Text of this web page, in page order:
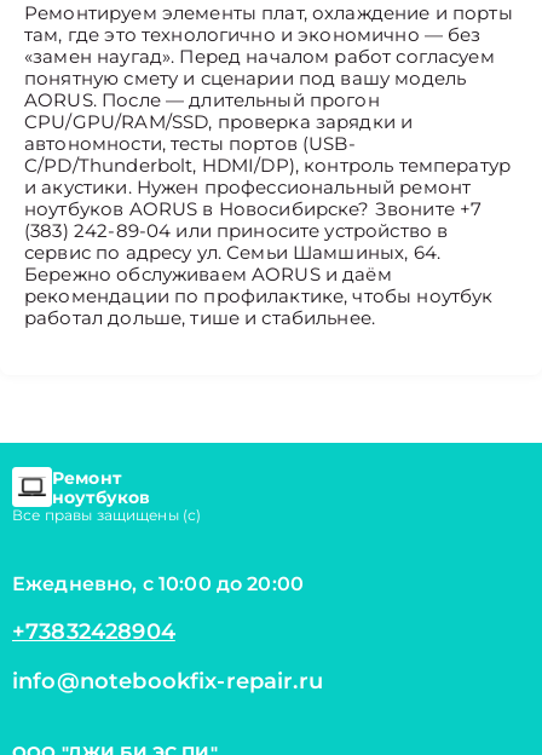
Ремонтируем элементы плат, охлаждение и порты
там, где это технологично и экономично — без
«замен наугад». Перед началом работ согласуем
понятную смету и сценарии под вашу модель
AORUS. После — длительный прогон
CPU/GPU/RAM/SSD, проверка зарядки и
автономности, тесты портов (USB-
C/PD/Thunderbolt, HDMI/DP), контроль температур
и акустики. Нужен профессиональный ремонт
ноутбуков AORUS в Новосибирске? Звоните +7
(383) 242-89-04 или приносите устройство в
сервис по адресу ул. Семьи Шамшиных, 64.
Бережно обслуживаем AORUS и даём
рекомендации по профилактике, чтобы ноутбук
работал дольше, тише и стабильнее.
Ремонт
ноутбуков
Все правы защищены (с)
Ежедневно, с 10:00 до 20:00
+73832428904
info@notebookfix-repair.ru